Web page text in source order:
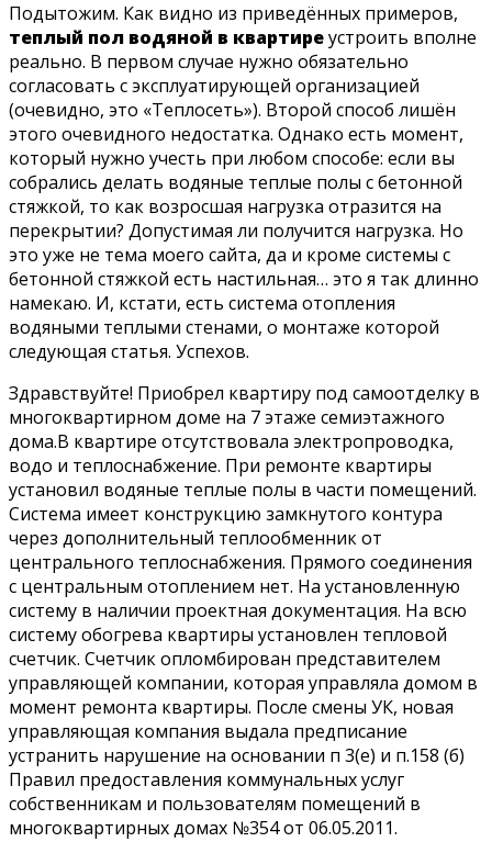
Подытожим. Как видно из приведённых примеров,
теплый пол водяной в квартиреустроить вполне
реально. В первом случае нужно обязательно
согласовать с эксплуатирующей организацией
(очевидно, это «Теплосеть»). Второй способ лишён
этого очевидного недостатка. Однако есть момент,
который нужно учесть при любом способе: если вы
собрались делать водяные теплые полы с бетонной
стяжкой, то как возросшая нагрузка отразится на
перекрытии? Допустимая ли получится нагрузка. Но
это уже не тема моего сайта, да и кроме системы с
бетонной стяжкой есть настильная… это я так длинно
намекаю. И, кстати, есть система отопления
водяными теплыми стенами, о монтаже которой
следующая статья. Успехов.
Здравствуйте! Приобрел квартиру под самоотделку в
многоквартирном доме на 7 этаже семиэтажного
дома.В квартире отсутствовала электропроводка,
водо и теплоснабжение. При ремонте квартиры
установил водяные теплые полы в части помещений.
Система имеет конструкцию замкнутого контура
через дополнительный теплообменник от
центрального теплоснабжения. Прямого соединения
с центральным отоплением нет. На установленную
систему в наличии проектная документация. На всю
систему обогрева квартиры установлен тепловой
счетчик. Счетчик опломбирован представителем
управляющей компании, которая управляла домом в
момент ремонта квартиры. После смены УК, новая
управляющая компания выдала предписание
устранить нарушение на основании п 3(е) и п.158 (б)
Правил предоставления коммунальных услуг
собственникам и пользователям помещений в
многоквартирных домах №354 от 06.05.2011.